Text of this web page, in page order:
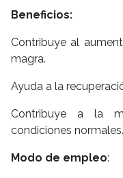
Beneficios:
Contribuye al
magra.
Ayuda a la
Contribuye a la
condiciones normales.
Modo de empleo: